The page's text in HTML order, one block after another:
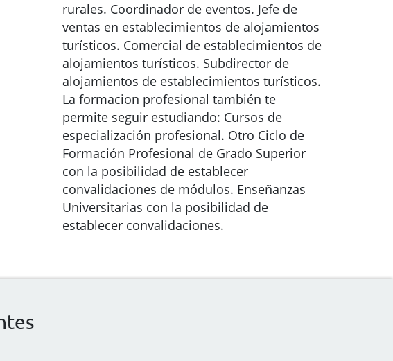
rurales. Coordinador de eventos. Jefe de
ventas en establecimientos de alojamientos
turísticos. Comercial de establecimientos de
alojamientos turísticos. Subdirector de
alojamientos de establecimientos turísticos.
La formacion profesional también te
permite seguir estudiando: Cursos de
especialización profesional. Otro Ciclo de
Formación Profesional de Grado Superior
con la posibilidad de establecer
convalidaciones de módulos. Enseñanzas
Universitarias con la posibilidad de
establecer convalidaciones.